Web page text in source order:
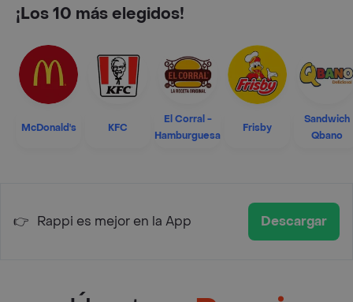
¡Los 10 más elegidos!
McDonald's KFC
El Corral -
Hamburguesa
Frisby
Sandwich
Qbano
👉 Rappi es mejor en la App Descargar